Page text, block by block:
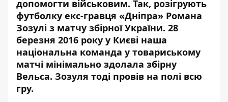
допомогти військовим. Так, розігрують
футболку екс-гравця «Дніпра» Романа
Зозулі з матчу збірної України. 28
березня 2016 року у Києві наша
національна команда у товариському
матчі мінімально здолала збірну
Вельса. Зозуля тоді провів на полі всю
гру.